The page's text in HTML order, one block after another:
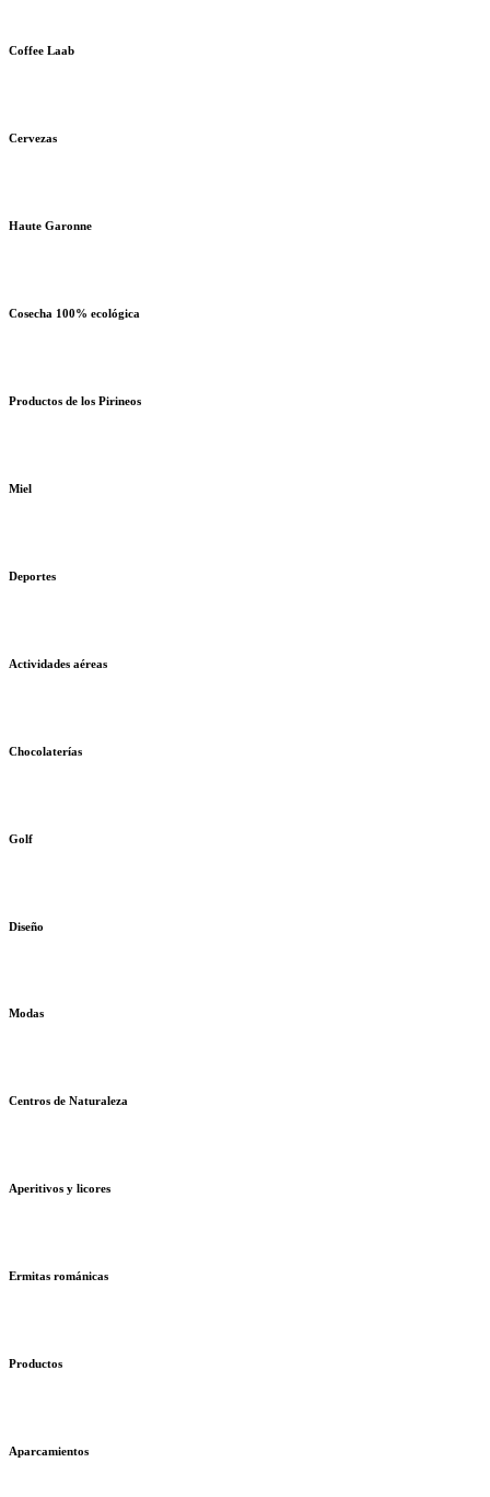
Coffee Laab
Cervezas
Haute Garonne
Cosecha 100% ecológica
Productos de los Pirineos
Miel
Deportes
Actividades aéreas
Chocolaterías
Golf
Diseño
Modas
Centros de Naturaleza
Aperitivos y licores
Ermitas románicas
Productos
Aparcamientos